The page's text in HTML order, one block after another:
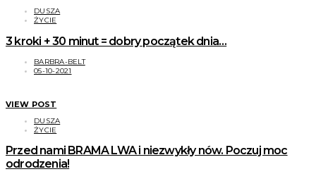
DUSZA
ŻYCIE
3 kroki + 30 minut = dobry początek dnia…
BARBRA-BELT
05-10-2021
VIEW POST
DUSZA
ŻYCIE
Przed nami BRAMA LWA i niezwykły nów. Poczuj moc
odrodzenia!